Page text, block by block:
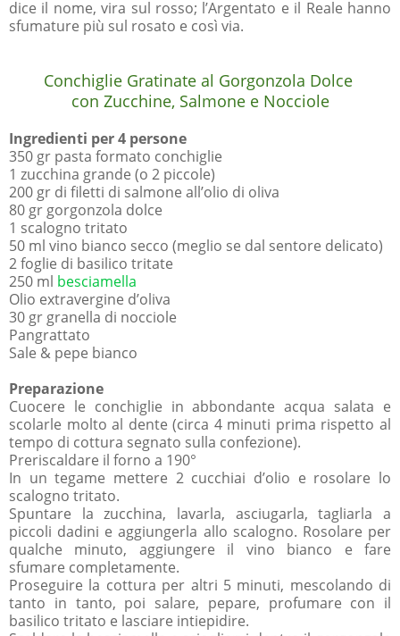
dice il nome, vira sul rosso; l’Argentato e il Reale hanno
sfumature più sul rosato e così via.
Conchiglie Gratinate al Gorgonzola Dolce
con Zucchine, Salmone e Nocciole
Ingredienti per 4 persone
350 gr pasta formato conchiglie
1 zucchina grande (o 2 piccole)
200 gr di filetti di salmone all’olio di oliva
80 gr gorgonzola dolce
1 scalogno tritato
50 ml vino bianco secco (meglio se dal sentore delicato)
2 foglie di basilico tritate
250 ml besciamella
Olio extravergine d’oliva
30 gr granella di nocciole
Pangrattato
Sale & pepe bianco
Preparazione
Cuocere le conchiglie in abbondante acqua salata e
scolarle molto al dente (circa 4 minuti prima rispetto al
tempo di cottura segnato sulla confezione).
Preriscaldare il forno a 190°
In un tegame mettere 2 cucchiai d’olio e rosolare lo
scalogno tritato.
Spuntare la zucchina, lavarla, asciugarla, tagliarla a
piccoli dadini e aggiungerla allo scalogno. Rosolare per
qualche minuto, aggiungere il vino bianco e fare
sfumare completamente.
Proseguire la cottura per altri 5 minuti, mescolando di
tanto in tanto, poi salare, pepare, profumare con il
basilico tritato e lasciare intiepidire.